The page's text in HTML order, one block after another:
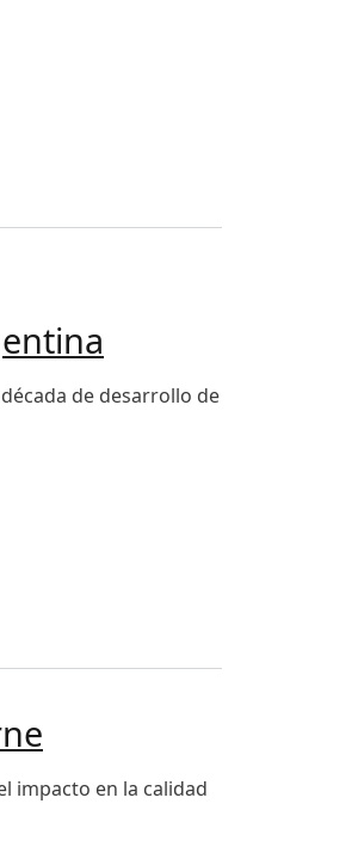
de desarrollo de
impacto en la calidad